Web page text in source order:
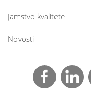
Jamstvo kvalitete
Novosti